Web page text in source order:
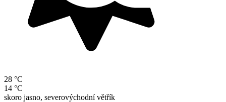
28 °C
14 °C
skoro jasno, severovýchodní větřík